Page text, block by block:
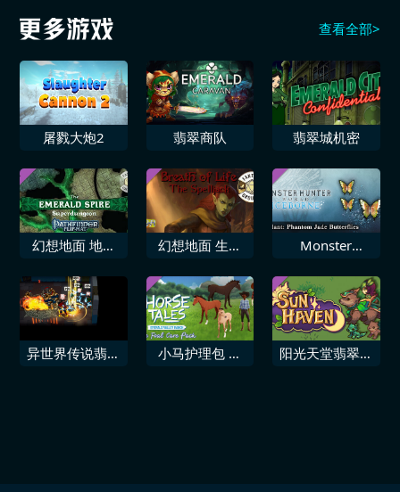
查看全部>
屠戮大炮2 翡翠商队 翡翠城机密
幻想地面 地理
戏 翡翠尖塔超
级地牢翻转垫多
包
幻想地面 生命
者
Monster
Iceborne 追加
饰物「幻想蝴蝶
·翡翠」
异世界传说翡翠
小马护理包 马
阳光天堂翡翠优